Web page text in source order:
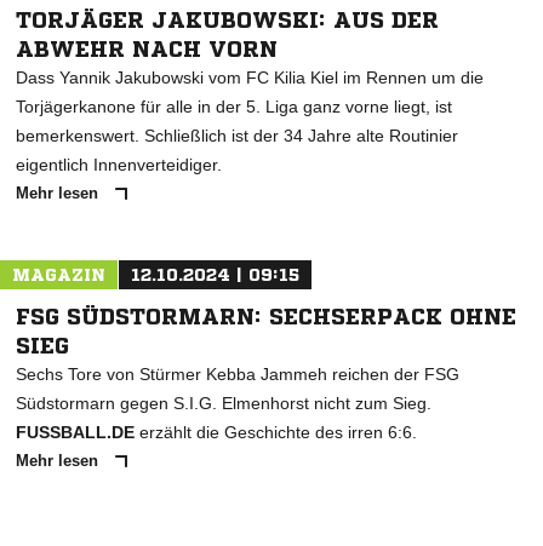
TORJÄGER JAKUBOWSKI: AUS DER
ABWEHR NACH VORN
Dass Yannik Jakubowski vom FC Kilia Kiel im Rennen um die
Torjägerkanone für alle in der 5. Liga ganz vorne liegt, ist
bemerkenswert. Schließlich ist der 34 Jahre alte Routinier
eigentlich Innenverteidiger.
Mehr lesen
MAGAZIN 12.10.2024 | 09:15
FSG SÜDSTORMARN: SECHSERPACK OHNE
SIEG
Sechs Tore von Stürmer Kebba Jammeh reichen der FSG
Südstormarn gegen S.I.G. Elmenhorst nicht zum Sieg.
FUSSBALL.DE erzählt die Geschichte des irren 6:6.
Mehr lesen